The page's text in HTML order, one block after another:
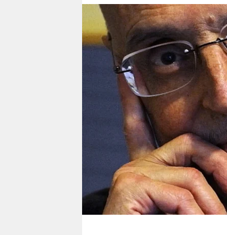
berlin
nord
wahrheit
verlag
veranstaltungen
fragen & hilfe
unterstützen
abo
genossenschaft